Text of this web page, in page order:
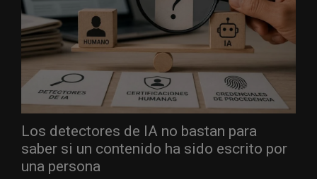
Los detectores de IA no bastan para
saber si un contenido ha sido escrito por
una persona